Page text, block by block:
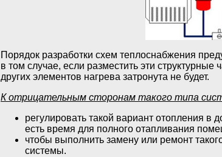
Порядок разработки схем теплоснабжения
в том случае, если разместить эти
других элементов нагрева затронута не будет.
К отрицательным сторонам такого типа
регулировать такой вариант отопления в
есть время для полного отапливания
чтобы выполнить замену или ремонт
системы.